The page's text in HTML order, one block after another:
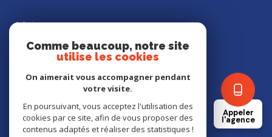
Appeler
l'agence
Admin
Nos honoraires
Cookies
Comme beaucoup, notre site
utilise les cookies
On aimerait vous accompagner pendant
votre visite.
En poursuivant, vous acceptez l'utilisation des
cookies par ce site, afin de vous proposer des
contenus adaptés et réaliser des statistiques !